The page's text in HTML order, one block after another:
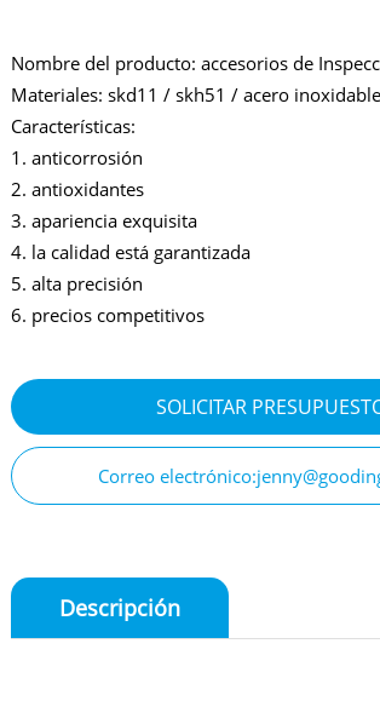
Nombre del producto: accesorios de
Materiales: skd11 / skh51 / acero
Características:
1. anticorrosión
2. antioxidantes
3. apariencia exquisita
4. la calidad está garantizada
5. alta precisión
6. precios competitivos
SOLICITAR
Correo
Descripción